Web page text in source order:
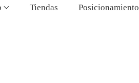
Tiendas Posicionamiento